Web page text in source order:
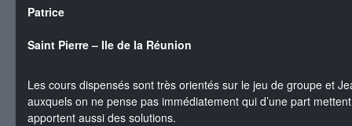
Patrice
Saint Pierre – Ile de la Réunion
Les cours dispensés sont très orientés sur le jeu de groupe et
auxquels on ne pense pas immédiatement qui d’une part
apportent aussi des solutions.